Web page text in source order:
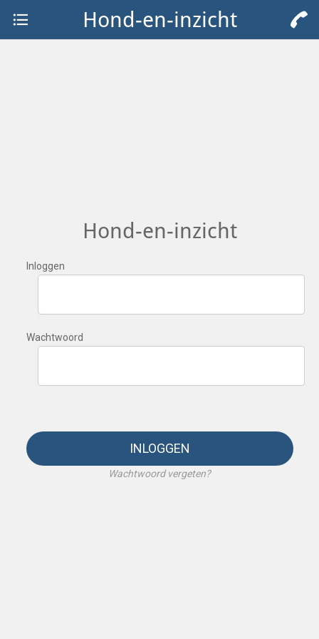
Hond-en-inzicht
Hond-en-inzicht
Inloggen
Wachtwoord
INLOGGEN
Wachtwoord vergeten?